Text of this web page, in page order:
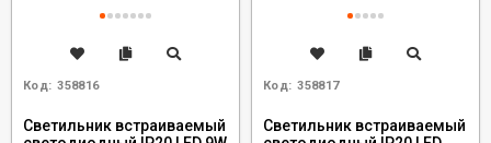
Код: 358816
Светильник встраиваемый
Код: 358817
Светильник встраиваемый